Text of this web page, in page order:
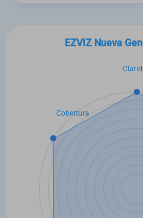
EZVIZ Nueva
Cobertura